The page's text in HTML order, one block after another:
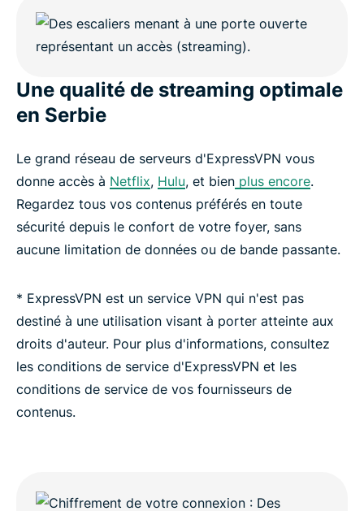
Une qualité de streaming optimale
en Serbie
Le grand réseau de serveurs d'ExpressVPN vous
donne accès à Netflix, Hulu, et bien plus encore.
Regardez tous vos contenus préférés en toute
sécurité depuis le confort de votre foyer, sans
aucune limitation de données ou de bande passante.
* ExpressVPN est un service VPN qui n'est pas
destiné à une utilisation visant à porter atteinte aux
droits d'auteur. Pour plus d'informations, consultez
les conditions de service d'ExpressVPN et les
conditions de service de vos fournisseurs de
contenus.